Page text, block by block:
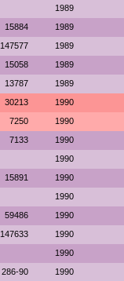
1989
15884 1989
147577 1989
15058 1989
13787 1989
30213 1990
7250 1990
7133 1990
1990
15891 1990
1990
59486 1990
147633 1990
1990
286-90 1990